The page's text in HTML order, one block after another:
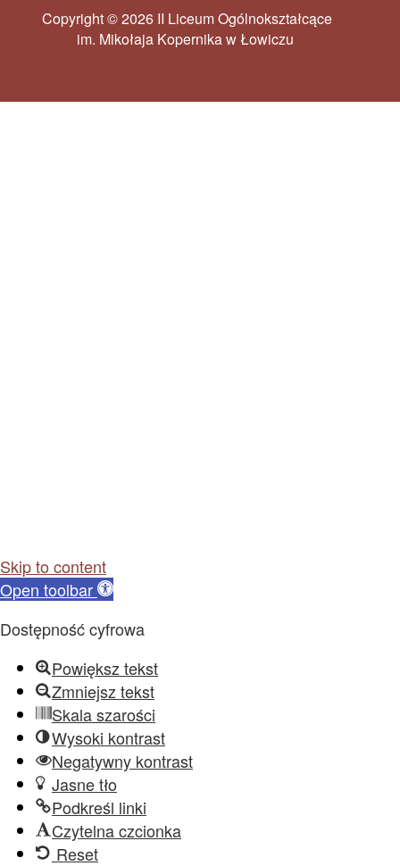
Copyright © 2026 II Liceum Ogólnokształcące
im. Mikołaja Kopernika w Łowiczu
Skip to content
Open toolbar
Dostępność cyfrowa
Powiększ tekst
Zmniejsz tekst
Skala szarości
Wysoki kontrast
Negatywny kontrast
Jasne tło
Podkreśl linki
Czytelna czcionka
Reset